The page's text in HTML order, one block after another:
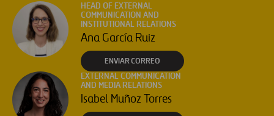
HEAD OF EXTERNAL
COMMUNICATION AND
INSTITUTIONAL RELATIONS
Ana García Ruiz
ENVIAR CORREO
EXTERNAL COMMUNICATION
AND MEDIA RELATIONS
Isabel Muñoz Torres